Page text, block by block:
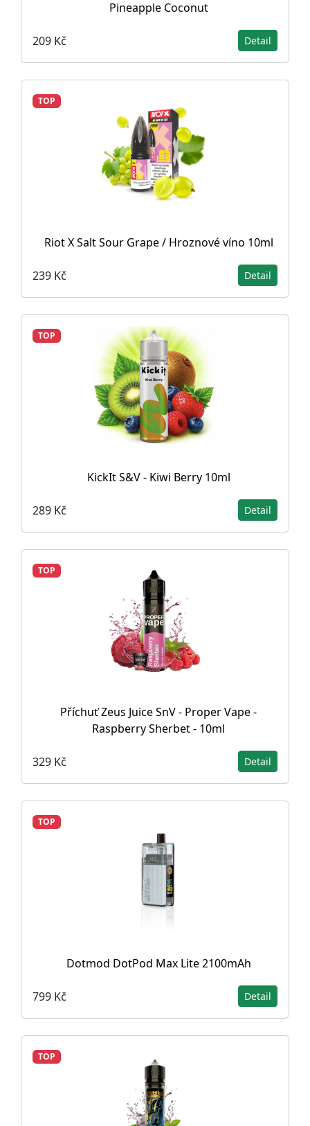
Pineapple Coconut
209 Kč Detail
TOP
Riot X Salt Sour Grape / Hroznové víno 10ml
239 Kč Detail
TOP
KickIt S&V - Kiwi Berry 10ml
289 Kč Detail
TOP
Příchuť Zeus Juice SnV - Proper Vape -
Raspberry Sherbet - 10ml
329 Kč Detail
TOP
Dotmod DotPod Max Lite 2100mAh
799 Kč Detail
TOP